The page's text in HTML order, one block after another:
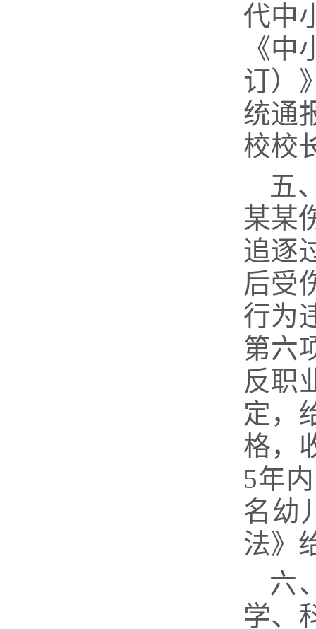
代中
《
订）
统通
校校
五
某某
追逐
后受
行为
第六
反职
定，
格，
5年
名幼
法》
六
学、